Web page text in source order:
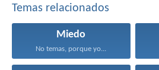
Temas relacionados
Miedo
No temas, porque yo...